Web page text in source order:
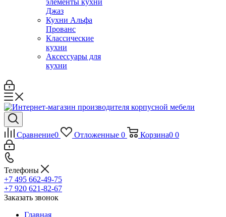
элементы кухни
Джаз
Кухни Альфа
Прованс
Классические
кухни
Аксессуары для
кухни
Сравнение0 Отложенные 0 Корзина0 0
Телефоны
+7 495 662-49-75
+7 920 621-82-67
Заказать звонок
Главная